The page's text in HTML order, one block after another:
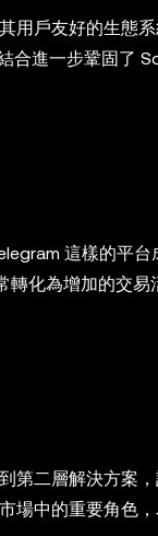
用戶友好的生態
合進一步鞏固了
這樣的平
化為增加的交易
第二層解決方案
場中的重要角色